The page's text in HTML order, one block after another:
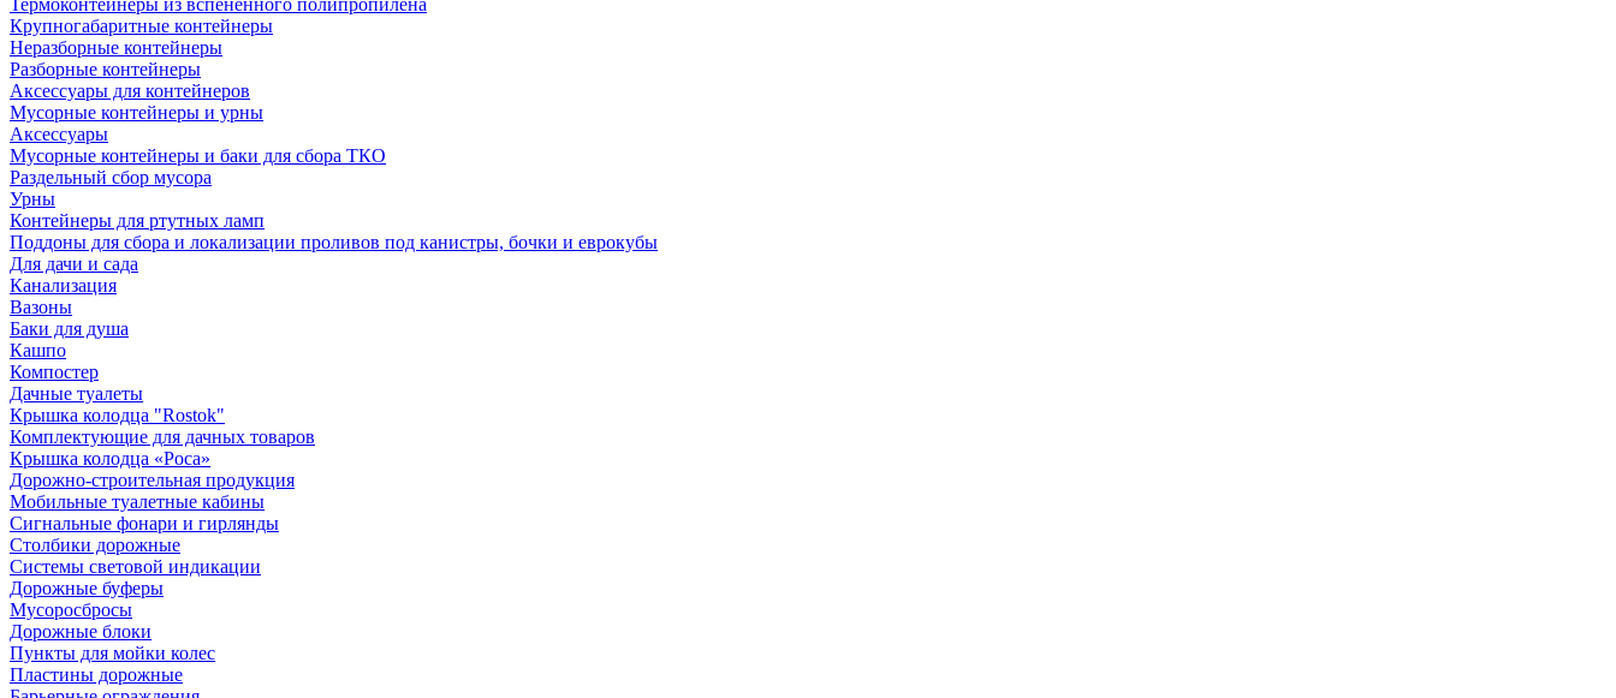
Термоконтейнеры из вспененного полипропилена
Крупногабаритные контейнеры
Неразборные контейнеры
Разборные контейнеры
Аксессуары для контейнеров
Мусорные контейнеры и урны
Аксессуары
Мусорные контейнеры и баки для сбора ТКО
Раздельный сбор мусора
Урны
Контейнеры для ртутных ламп
Поддоны для сбора и локализации проливов под канистры, бочки и еврокубы
Для дачи и сада
Канализация
Вазоны
Баки для душа
Кашпо
Компостер
Дачные туалеты
Крышка колодца "Rostok"
Комплектующие для дачных товаров
Крышка колодца «Роса»
Дорожно-строительная продукция
Мобильные туалетные кабины
Сигнальные фонари и гирлянды
Столбики дорожные
Системы световой индикации
Дорожные буферы
Мусоросбросы
Дорожные блоки
Пункты для мойки колес
Пластины дорожные